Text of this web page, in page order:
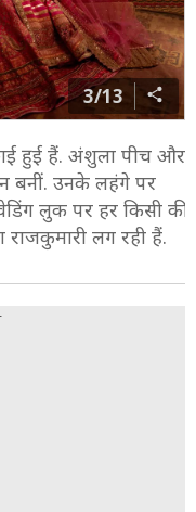
3/13
हुई हैं. अंशुला पीच और
बनीं. उनके लहंगे पर
लुक पर हर किसी की
लग रही हैं.